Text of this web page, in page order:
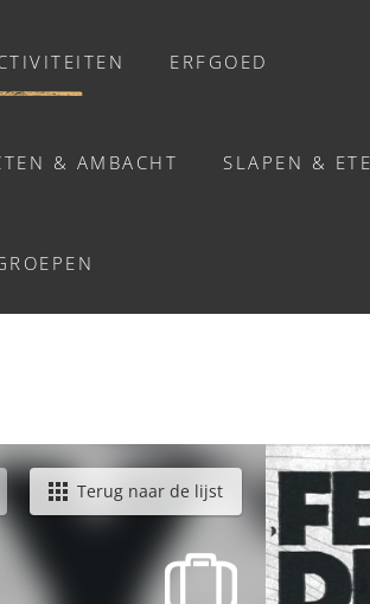
: A la
disparues
ERFGOED
& AMBACHT SLAPEN &
-
Clécy Terug naar de lijst